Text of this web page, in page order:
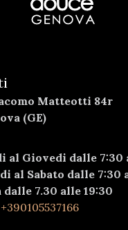
Matteotti 84r
(GE)
al Giovedi dalle 7:30
al Sabato dalle 7:30
dalle 7.30 alle 19:30
+390105537166